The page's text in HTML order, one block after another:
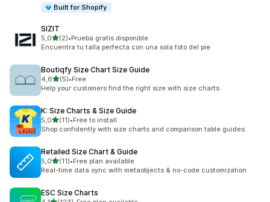
Built for Shopify
SIZIT
5,0/ 5 tähteä
(2)
2 arvostelua yhteensä
•Prueba gratis disponible
Encuentra tu talla perfecta con una sola foto del pie
Boutiqfy Size Chart Size Guide
4,6/ 5 tähteä
(5)
5 arvostelua yhteensä
•Free
Help your customers find the right size with size charts.
K: Size Charts & Size Guide
5,0/ 5 tähteä
(11)
11 arvostelua yhteensä
•Free to install
Shop confidently with size charts and comparison table guides.
Retailed Size Chart & Guide
5,0/ 5 tähteä
(11)
11 arvostelua yhteensä
•Free plan available
Real-time data sync with metaobjects & no-code customization
ESC Size Charts